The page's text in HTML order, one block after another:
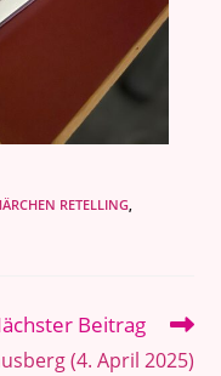
RETELLING,
Beitrag
(4. April 2025)